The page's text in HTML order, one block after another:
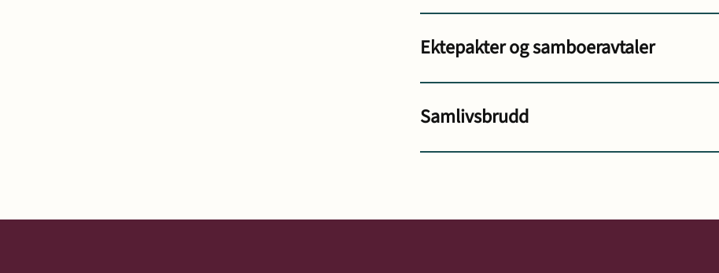
Ektepakter og samboeravtaler
Samlivsbrudd